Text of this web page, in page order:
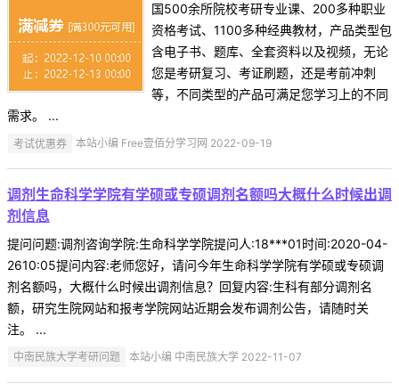
国500余所院校考研专业课、200多种职业
资格考试、1100多种经典教材，产品类型包
含电子书、题库、全套资料以及视频，无论
您是考研复习、考证刷题，还是考前冲刺
等，不同类型的产品可满足您学习上的不同
需求。 ...
考试优惠券 本站小编 Free壹佰分学习网 2022-09-19
调剂生命科学学院有学硕或专硕调剂名额吗大概什么时候出调
剂信息
提问问题:调剂咨询学院:生命科学学院提问人:18***01时间:2020-04-
2610:05提问内容:老师您好，请问今年生命科学学院有学硕或专硕调
剂名额吗，大概什么时候出调剂信息？回复内容:生科有部分调剂名
额，研究生院网站和报考学院网站近期会发布调剂公告，请随时关
注。 ...
中南民族大学考研问题 本站小编 中南民族大学 2022-11-07